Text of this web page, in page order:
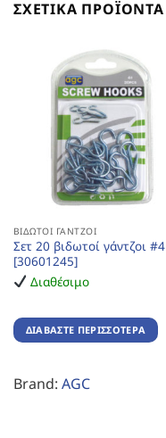
ΣΧΕΤΙΚΆ ΠΡΟΪΌΝΤΑ
ΒΙΔΩΤΟΊ ΓΆΝΤΖΟΙ
Σετ 20 βιδωτοί γάντζοι #4
[30601245]
Διαθέσιμο
ΔΙΑΒΆΣΤΕ ΠΕΡΙΣΣΌΤΕΡΑ
Brand: AGC